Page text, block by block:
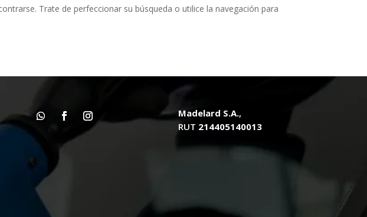
Trate de perfeccionar su búsqueda o utilice la navegación para
Madelard S.A.,
RUT 214405140013